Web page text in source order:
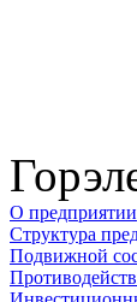
О предприятии
Структура
Подвижной